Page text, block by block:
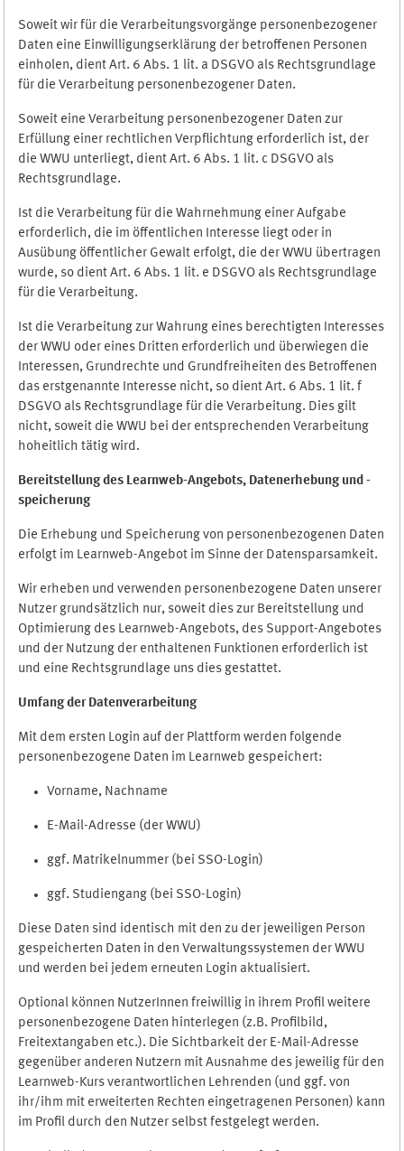
Soweit wir für die Verarbeitungsvorgänge personenbezogener
Daten eine Einwilligungserklärung der betroffenen Personen
einholen, dient Art. 6 Abs. 1 lit. a DSGVO als Rechtsgrundlage
für die Verarbeitung personenbezogener Daten.
Soweit eine Verarbeitung personenbezogener Daten zur
Erfüllung einer rechtlichen Verpflichtung erforderlich ist, der
die WWU unterliegt, dient Art. 6 Abs. 1 lit. c DSGVO als
Rechtsgrundlage.
Ist die Verarbeitung für die Wahrnehmung einer Aufgabe
erforderlich, die im öffentlichen Interesse liegt oder in
Ausübung öffentlicher Gewalt erfolgt, die der WWU übertragen
wurde, so dient Art. 6 Abs. 1 lit. e DSGVO als Rechtsgrundlage
für die Verarbeitung.
Ist die Verarbeitung zur Wahrung eines berechtigten Interesses
der WWU oder eines Dritten erforderlich und überwiegen die
Interessen, Grundrechte und Grundfreiheiten des Betroffenen
das erstgenannte Interesse nicht, so dient Art. 6 Abs. 1 lit. f
DSGVO als Rechtsgrundlage für die Verarbeitung. Dies gilt
nicht, soweit die WWU bei der entsprechenden Verarbeitung
hoheitlich tätig wird.
Bereitstellung des Learnweb-Angebots, Datenerhebung und -
speicherung
Die Erhebung und Speicherung von personenbezogenen Daten
erfolgt im Learnweb-Angebot im Sinne der Datensparsamkeit.
Wir erheben und verwenden personenbezogene Daten unserer
Nutzer grundsätzlich nur, soweit dies zur Bereitstellung und
Optimierung des Learnweb-Angebots, des Support-Angebotes
und der Nutzung der enthaltenen Funktionen erforderlich ist
und eine Rechtsgrundlage uns dies gestattet.
Umfang der Datenverarbeitung
Mit dem ersten Login auf der Plattform werden folgende
personenbezogene Daten im Learnweb gespeichert:
Vorname, Nachname
E-Mail-Adresse (der WWU)
ggf. Matrikelnummer (bei SSO-Login)
ggf. Studiengang (bei SSO-Login)
Diese Daten sind identisch mit den zu der jeweiligen Person
gespeicherten Daten in den Verwaltungssystemen der WWU
und werden bei jedem erneuten Login aktualisiert.
Optional können NutzerInnen freiwillig in ihrem Profil weitere
personenbezogene Daten hinterlegen (z.B. Profilbild,
Freitextangaben etc.). Die Sichtbarkeit der E-Mail-Adresse
gegenüber anderen Nutzern mit Ausnahme des jeweilig für den
Learnweb-Kurs verantwortlichen Lehrenden (und ggf. von
ihr/ihm mit erweiterten Rechten eingetragenen Personen) kann
im Profil durch den Nutzer selbst festgelegt werden.